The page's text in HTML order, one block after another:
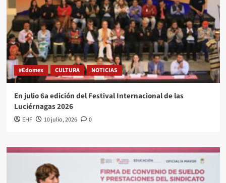
#Edomex CULTURA NOTICIAS
En julio 6a edición del Festival Internacional de las
Luciérnagas 2026
EHF 10 julio, 2026 0